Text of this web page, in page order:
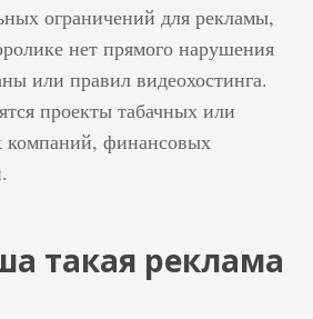
ограничений для рекламы,
нет прямого нарушения
или правил видеохостинга.
проекты табачных или
компаний, финансовых
такая реклама